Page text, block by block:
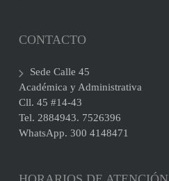
CONTACTO
Sede Calle 45
Académica y Administrativa
Cll. 45 #14-43
Tel. 2884943. 7526396
WhatsApp. 300 4148471